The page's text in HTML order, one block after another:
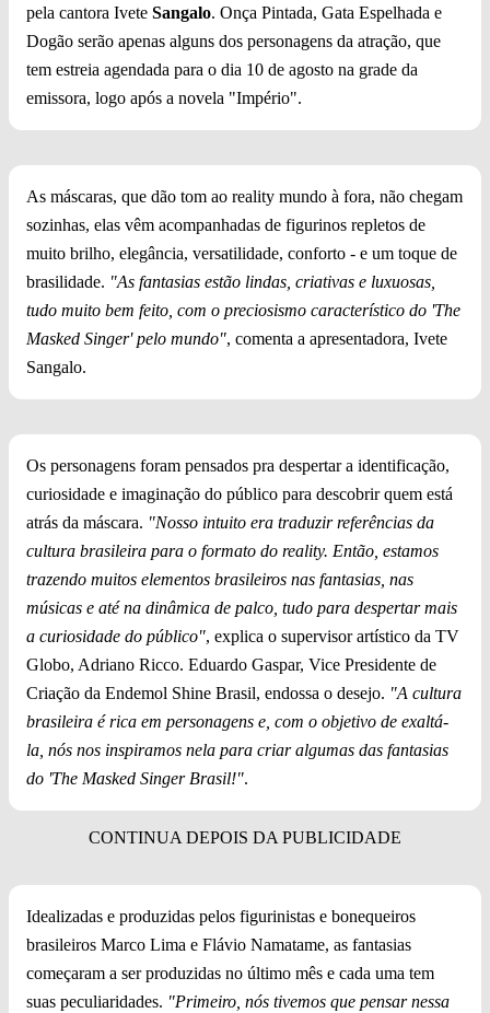
pela cantora Ivete Sangalo. Onça Pintada, Gata Espelhada e
Dogão serão apenas alguns dos personagens da atração, que
tem estreia agendada para o dia 10 de agosto na grade da
emissora, logo após a novela "Império".
As máscaras, que dão tom ao reality mundo à fora, não chegam
sozinhas, elas vêm acompanhadas de figurinos repletos de
muito brilho, elegância, versatilidade, conforto - e um toque de
brasilid​ade. "As fantasias estão lindas, criativas e luxuosas,
tudo muito bem feito, com o preciosismo característico do 'The
Masked Singer' pelo mundo", comenta a apresentadora, Ivete
Sangalo.
Os personagens foram pensados pra despertar a identificação,
curiosidade e imaginação do público para descobrir quem está
atrás da máscara. "Nosso intuito era traduzir referências da
cultura brasileira para o formato do reality. Então, estamos
trazendo muitos elementos brasileiros nas fantasias, nas
músicas e até na dinâmica de palco, tudo para despertar mais
a curiosidade do público", explica o supervisor artístico da TV
Globo, Adriano Ricco. Eduardo Gaspar, Vice Presidente de
Criação da Endemol Shine Brasil, endossa o desejo. "A cultura
brasileira é rica em personagens e, com o objetivo de exaltá-
la, nós nos inspiramos nela para criar algumas das fantasias
do 'The Masked Singer Brasil!".
Idealizadas e produzidas pelos figurinistas e bonequeiros
brasileiros Marco Lima e Flávio Namatame, as fantasias
começaram a ser produzidas no último mês e cada uma tem
suas peculiaridades. "Primeiro, nós tivemos que pensar nessa